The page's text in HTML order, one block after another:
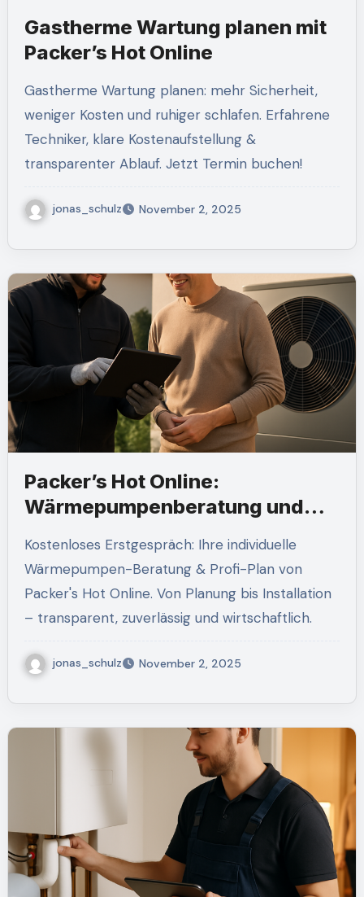
Gastherme Wartung planen mit
Packer’s Hot Online
Gastherme Wartung planen: mehr Sicherheit,
weniger Kosten und ruhiger schlafen. Erfahrene
Techniker, klare Kostenaufstellung &
transparenter Ablauf. Jetzt Termin buchen!
jonas_schulz November 2, 2025
Packer’s Hot Online:
Wärmepumpenberatung und
Kostenloses Erstgespräch: Ihre individuelle
Wärmepumpen-Beratung & Profi-Plan von
Packer's Hot Online. Von Planung bis Installation
– transparent, zuverlässig und wirtschaftlich.
jonas_schulz November 2, 2025